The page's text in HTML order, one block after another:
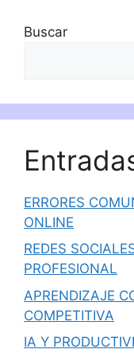
Buscar
ERRORES
ONLINE
REDES
PROFESIONAL
APRENDIZAJE
COMPETITIVA
IA Y